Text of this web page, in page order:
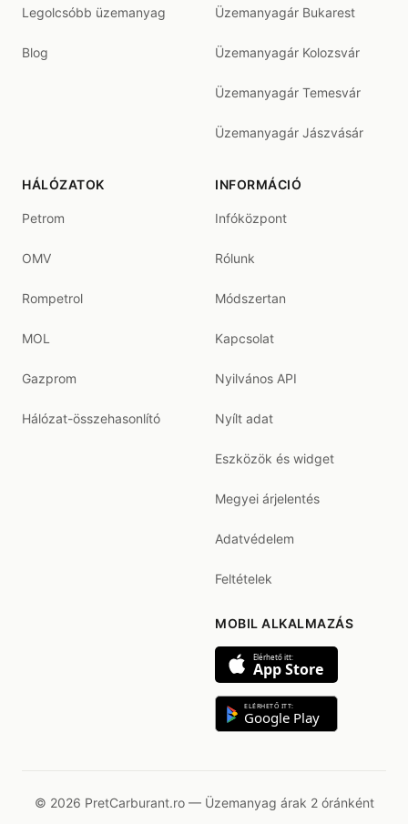
Legolcsóbb üzemanyag
Blog
Üzemanyagár Bukarest
Üzemanyagár Kolozsvár
Üzemanyagár Temesvár
Üzemanyagár Jászvásár
HÁLÓZATOK
Petrom
OMV
Rompetrol
MOL
Gazprom
Hálózat-összehasonlító
INFORMÁCIÓ
Infóközpont
Rólunk
Módszertan
Kapcsolat
Nyilvános API
Nyílt adat
Eszközök és widget
Megyei árjelentés
Adatvédelem
Feltételek
MOBIL ALKALMAZÁS
Elérhető itt:
App Store
ELÉRHETŐ ITT:
Google Play
© 2026 PretCarburant.ro — Üzemanyag árak 2 óránként